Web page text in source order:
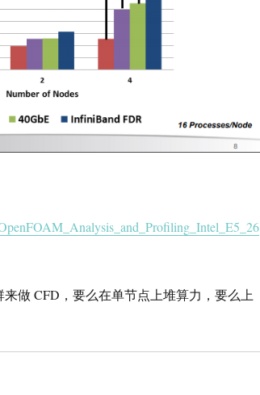
做 CFD，要么在单节点上堆算力，要么上